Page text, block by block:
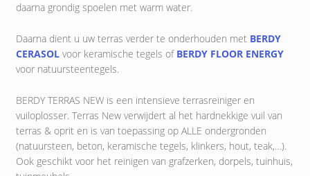
daarna grondig spoelen met warm water.
Daarna dient u uw terras verder te onderhouden met BERDY
CERASOLvoor keramische tegels of BERDY FLOOR ENERGY
voor natuursteentegels.
BERDY TERRAS NEW is een intensieve terrasreiniger en
vuiloplosser. Terras New verwijdert al het hardnekkige vuil van
terras & oprit en is van toepassing op ALLE ondergronden
(natuursteen, beton, keramische tegels, klinkers, hout, teak,…).
Ook geschikt voor het reinigen van grafzerken, dorpels, tuinhuis,